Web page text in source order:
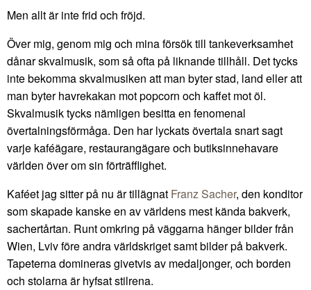
Men allt är inte frid och fröjd.
Över mig, genom mig och mina försök till tankeverksamhet
dånar skvalmusik, som så ofta på liknande tillhåll. Det tycks
inte bekomma skvalmusiken att man byter stad, land eller att
man byter havrekakan mot popcorn och kaffet mot öl.
Skvalmusik tycks nämligen besitta en fenomenal
övertalningsförmåga. Den har lyckats övertala snart sagt
varje kaféägare, restaurangägare och butiksinnehavare
världen över om sin förträfflighet.
Kaféet jag sitter på nu är tillägnat Franz Sacher, den konditor
som skapade kanske en av världens mest kända bakverk,
sachertårtan. Runt omkring på väggarna hänger bilder från
Wien, Lviv före andra världskriget samt bilder på bakverk.
Tapeterna domineras givetvis av medaljonger, och borden
och stolarna är hyfsat stilrena.